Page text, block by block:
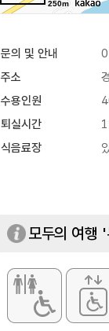
250m
문의 및 안내
주소
수용인원
퇴실시간
식음료장
모두의 여행